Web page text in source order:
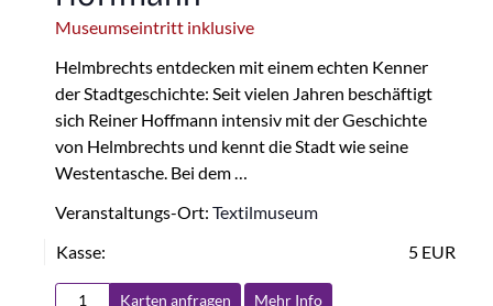
Museumseintritt inklusive
Helmbrechts entdecken mit einem echten Kenner
der Stadtgeschichte: Seit vielen Jahren beschäftigt
sich Reiner Hoffmann intensiv mit der Geschichte
von Helmbrechts und kennt die Stadt wie seine
Westentasche. Bei dem …
Veranstaltungs-Ort: Textilmuseum
Kasse:
5 EUR
Karten anfragen Mehr Info